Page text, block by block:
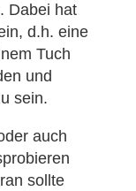
Dabei hat
d.h. eine
Tuch
und
sein.
auch
sollte